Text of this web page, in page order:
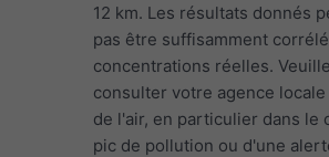
12 km. Les résultats donnés
pas être suffisamment
concentrations réelles.
consulter votre agence
de l'air, en particulier dans le
pic de pollution ou d'une